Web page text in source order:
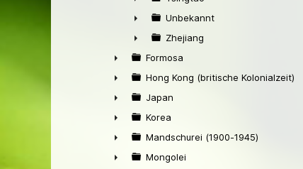
►
►
Unbekannt
►
Zhejiang
►
Formosa
►
Hong Kong (britische Kolonialzeit)
►
Japan
►
Korea
►
Mandschurei (1900-1945)
Mongolei